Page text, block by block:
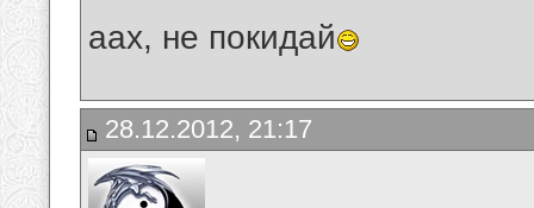
аах, не покидай
28.12.2012, 21:17